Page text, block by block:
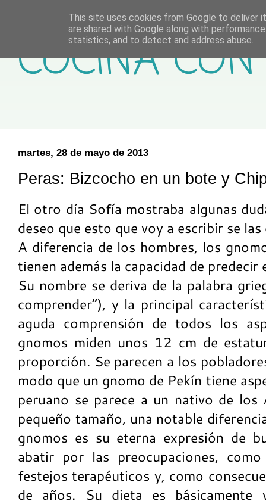
COCINA
martes, 28 de mayo de 2013
Peras: Bizcocho en un bote y
El otro día Sofía mostraba algunas
deseo que esto que voy a escribir se
A diferencia de los hombres, los
tienen además la capacidad de
Su nombre se deriva de la palabra
comprender”), y la principal
aguda comprensión de todos los
gnomos miden unos 12 cm de
proporción. Se parecen a los
modo que un gnomo de Pekín tiene
peruano se parece a un nativo de los
pequeño tamaño, una notable
gnomos es su eterna expresión de
abatir por las preocupaciones,
festejos terapéuticos y, como
de años. Su dieta es básicamente
This site uses cookies from Google to deliver
are shared with Google along with
statistics, and to detect and address abuse.